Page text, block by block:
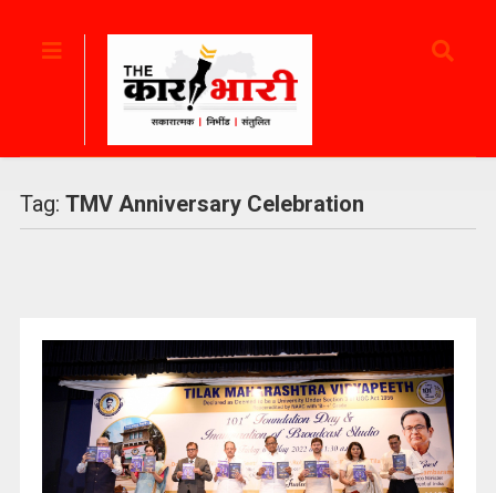
Tag: TMV Anniversary Celebration